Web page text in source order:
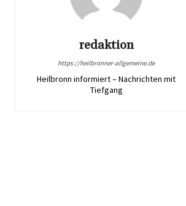
redaktion
https://heilbronner-allgemeine.de
Heilbronn informiert – Nachrichten mit
Tiefgang